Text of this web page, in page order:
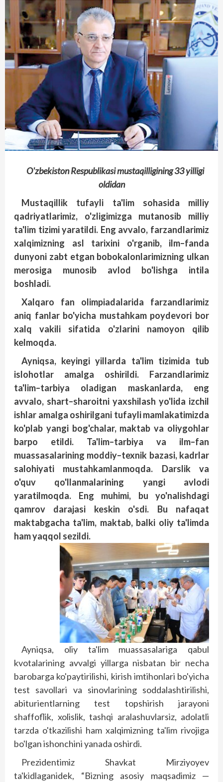
O'zbekistonRespublikasimustaqilligining33yilligi
oldidan
Mustaqillik
tufayli ta'lim sohasida
milliy
qadriyatlarimiz, o'zligimizga mutanosib
milliy
ta'lim tizimi yaratildi. Eng avvalo, farzandlarimiz
xalqimizning
asl tarixini o'rganib, ilm–fanda
dunyoni zabt etgan bobokalonlarimizning ulkan
merosiga
munosib avlod bo'lishga
intila
boshladi.
Xalqaro
fan olimpiadalarida
farzandlarimiz
aniq fanlar bo'yicha mustahkam poydevori bor
xalq
vakili sifatida o'zlarini namoyon
qilib
kelmoqda.
Ayniqsa, keyingi yillarda ta'lim tizimida tub
islohotlar
amalga oshirildi. Farzandlarimiz
ta'lim–tarbiya oladigan maskanlarda, eng
avvalo, shart–sharoitni yaxshilash yo'lida izchil
ishlar amalga oshirilgani tufayli mamlakatimizda
ko'plab yangi bog'chalar, maktab va oliygohlar
barpo
etildi. Ta'lim–tarbiya va ilm–fan
muassasalarining moddiy–texnik bazasi, kadrlar
salohiyati
mustahkamlanmoqda. Darslik
va
o'quv
qo'llanmalarining yangi
avlodi
yaratilmoqda. Eng muhimi, bu
yo'nalishdagi
qamrov
darajasi keskin o'sdi. Bu
nafaqat
maktabgacha ta'lim, maktab, balki oliy ta'limda
hamyaqqol sezildi.
Ayniqsa, oliy ta'lim muassasalariga qabul
kvotalarining avvalgi yillarga nisbatan bir necha
barobarga ko'paytirilishi, kirish imtihonlari bo'yicha
test savollari va sinovlarining soddalashtirilishi,
abiturientlarning test topshirish jarayoni
shaffoflik, xolislik, tashqi aralashuvlarsiz, adolatli
tarzda o'tkazilishi ham xalqimizning ta'lim rivojiga
bo'lgan ishonchini yanada oshirdi.
Prezidentimiz Shavkat Mirziyoyev
ta'kidlaganidek, “Bizning asosiy maqsadimiz —